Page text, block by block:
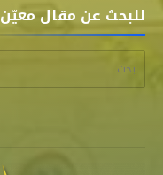
للبحث عن مقال معيّن
البحث عن: